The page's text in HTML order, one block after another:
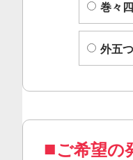
巻々
外五
ご希望の